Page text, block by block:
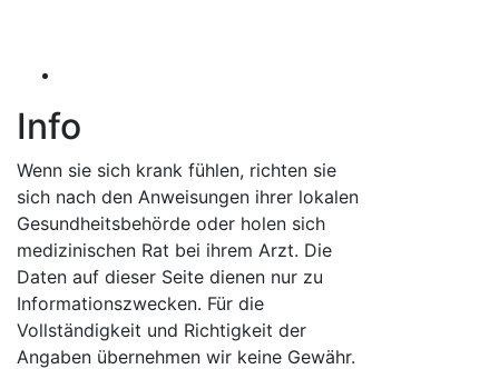
Info
Wenn sie sich krank fühlen, richten sie
sich nach den Anweisungen ihrer lokalen
Gesundheitsbehörde oder holen sich
medizinischen Rat bei ihrem Arzt. Die
Daten auf dieser Seite dienen nur zu
Informationszwecken. Für die
Vollständigkeit und Richtigkeit der
Angaben übernehmen wir keine Gewähr.